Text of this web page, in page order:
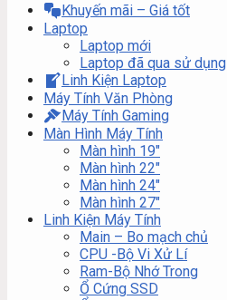
Khuyến mãi – Giá tốt
Laptop
Laptop mới
Laptop đã qua sử dụng
Linh Kiện Laptop
Máy Tính Văn Phòng
Máy Tính Gaming
Màn Hình Máy Tính
Màn hình 19″
Màn hình 22″
Màn hình 24″
Màn hình 27″
Linh Kiện Máy Tính
Main – Bo mạch chủ
CPU -Bộ Vi Xử Lí
Ram-Bộ Nhớ Trong
Ổ Cứng SSD